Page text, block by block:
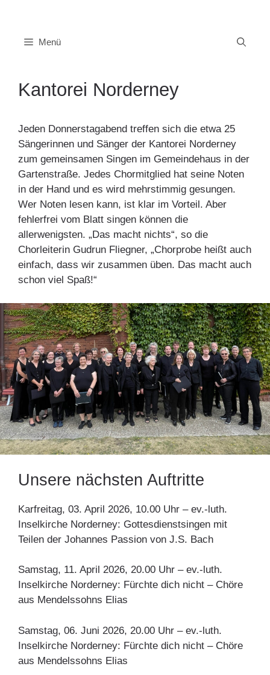
springen Menü
Kantorei Norderney
Jeden Donnerstagabend treffen sich die etwa 25
Sängerinnen und Sänger der Kantorei Norderney
zum gemeinsamen Singen im Gemeindehaus in der
Gartenstraße. Jedes Chormitglied hat seine Noten
in der Hand und es wird mehrstimmig gesungen.
Wer Noten lesen kann, ist klar im Vorteil. Aber
fehlerfrei vom Blatt singen können die
allerwenigsten. „Das macht nichts“, so die
Chorleiterin Gudrun Fliegner, „Chorprobe heißt auch
einfach, dass wir zusammen üben. Das macht auch
schon viel Spaß!“
Unsere nächsten Auftritte
Karfreitag, 03. April 2026, 10.00 Uhr – ev.-luth.
Inselkirche Norderney: Gottesdienstsingen mit
Teilen der Johannes Passion von J.S. Bach
Samstag, 11. April 2026, 20.00 Uhr – ev.-luth.
Inselkirche Norderney: Fürchte dich nicht – Chöre
aus Mendelssohns Elias
Samstag, 06. Juni 2026, 20.00 Uhr – ev.-luth.
Inselkirche Norderney: Fürchte dich nicht – Chöre
aus Mendelssohns Elias